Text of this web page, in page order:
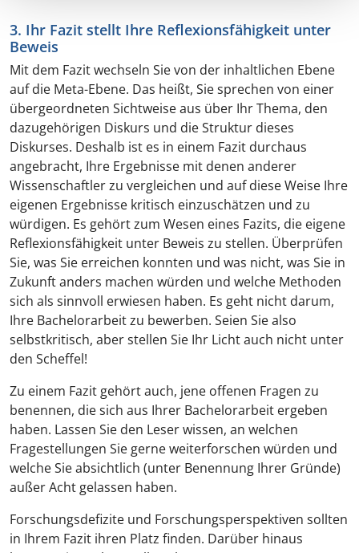
3. Ihr Fazit stellt Ihre Reflexionsfähigkeit unter
Beweis
Mit dem Fazit wechseln Sie von der inhaltlichen Ebene
auf die Meta-Ebene. Das heißt, Sie sprechen von einer
übergeordneten Sichtweise aus über Ihr Thema, den
dazugehörigen Diskurs und die Struktur dieses
Diskurses. Deshalb ist es in einem Fazit durchaus
angebracht, Ihre Ergebnisse mit denen anderer
Wissenschaftler zu vergleichen und auf diese Weise Ihre
eigenen Ergebnisse kritisch einzuschätzen und zu
würdigen. Es gehört zum Wesen eines Fazits, die eigene
Reflexionsfähigkeit unter Beweis zu stellen. Überprüfen
Sie, was Sie erreichen konnten und was nicht, was Sie in
Zukunft anders machen würden und welche Methoden
sich als sinnvoll erwiesen haben. Es geht nicht darum,
Ihre Bachelorarbeit zu bewerben. Seien Sie also
selbstkritisch, aber stellen Sie Ihr Licht auch nicht unter
den Scheffel!
Zu einem Fazit gehört auch, jene offenen Fragen zu
benennen, die sich aus Ihrer Bachelorarbeit ergeben
haben. Lassen Sie den Leser wissen, an welchen
Fragestellungen Sie gerne weiterforschen würden und
welche Sie absichtlich (unter Benennung Ihrer Gründe)
außer Acht gelassen haben.
Forschungsdefizite und Forschungsperspektiven sollten
in Ihrem Fazit ihren Platz finden. Darüber hinaus